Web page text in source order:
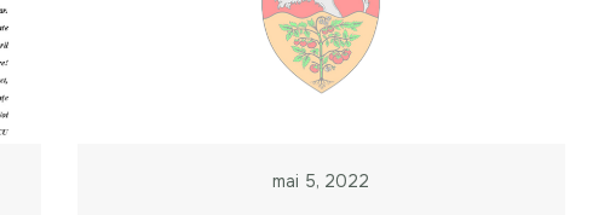
mai 5, 2022